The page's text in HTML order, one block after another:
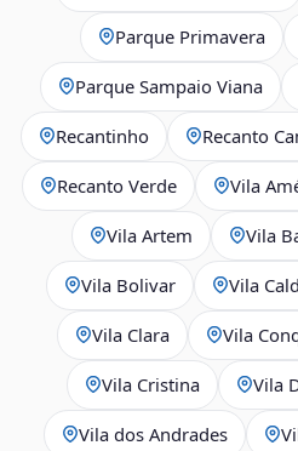
Parque Primavera
Parque Sampaio Viana
Recantinho Recanto
Recanto Verde Vila
Vila Artem Vila
Vila Bolivar Vila
Vila Clara Vila
Vila Cristina Vila
Vila dos Andrades